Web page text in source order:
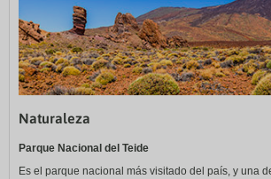
Naturaleza
Parque Nacional del Teide
Es el parque nacional más visitado del país, y una